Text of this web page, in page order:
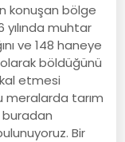
konuşan bölge
yılında muhtar
ve 148 haneye
olarak böldüğünü
etmesi
meralarda tarım
buradan
Bir